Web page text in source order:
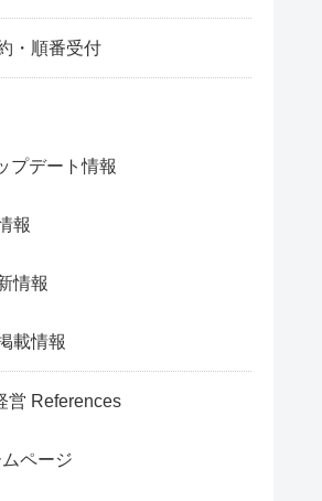
・順番受付
プデート情報
報
情報
載情報
営 References
ページ